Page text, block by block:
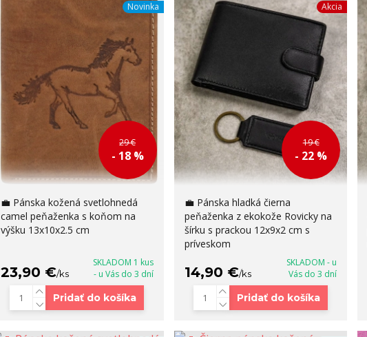
Novinka
29 €
- 18 %
💼 Pánska kožená svetlohnedá
camel peňaženka s koňom na
výšku 13x10x2.5 cm
23,90 €/ks
SKLADOM 1 kus
- u Vás do 3 dní
Pridať do košíka
Akcia
19 €
- 22 %
💼 Pánska hladká čierna
peňaženka z ekokože Rovicky na
šírku s prackou 12x9x2 cm s
príveskom
14,90 €/ks
SKLADOM - u
Vás do 3 dní
Pridať do košíka